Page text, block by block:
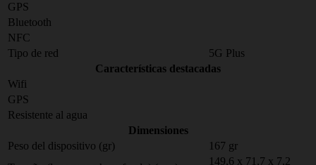
GPS
Bluetooth
NFC
Tipo de red
5G Plus
Características destacadas
Wifi
GPS
Resistente al agua
Dimensiones
Peso del dispositivo (gr)
167 gr
149,6 x 71,7 x 7,2